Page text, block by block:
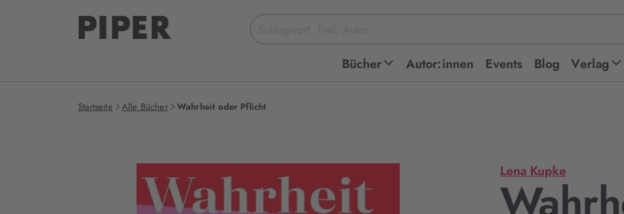
Suchbegriff
eingeben
Bücher Autor:innen Events Blog Verlag
Startseite Alle Bücher Wahrheit oder Pflicht
Lena Kupke